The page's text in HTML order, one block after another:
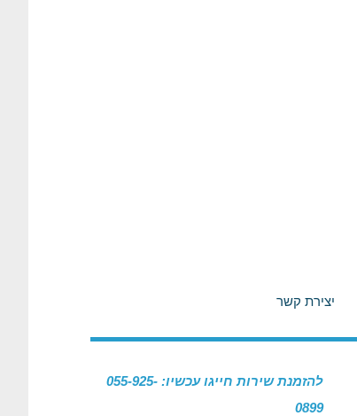
יצירת קשר
להזמנת שירות חייגו עכשיו: 055-925-
0899